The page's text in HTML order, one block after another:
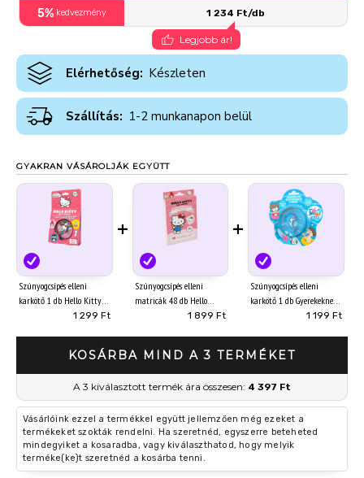
5% kedvezmény 1 234 Ft/db
Legjobb ár!
Elérhetőség: Készleten
Szállítás: 1-2 munkanapon belül
GYAKRAN VÁSÁROLJÁK EGYÜTT
Szúnyogcsípés elleni
karkötő 1 db Hello Kitty
1 299 Ft
+
Szúnyogcsípés elleni
matricák 48 db Hello
1 899 Ft
+
Szúnyogcsípés elleni
karkötő 1 db Gyerekeknek
1 199 Ft
KOSÁRBA MIND A 3 TERMÉKET
A 3 kiválasztott termék ára összesen: 4 397 Ft
Vásárlóink ezzel a termékkel együtt jellemzően még ezeket a
termékeket szokták rendelni. Ha szeretnéd, egyszerre beteheted
mindegyiket a kosaradba, vagy kiválaszthatod, hogy melyik
terméke(ke)t szeretnéd a kosárba tenni.